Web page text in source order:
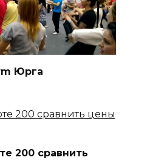
Юрга
200 сравнить